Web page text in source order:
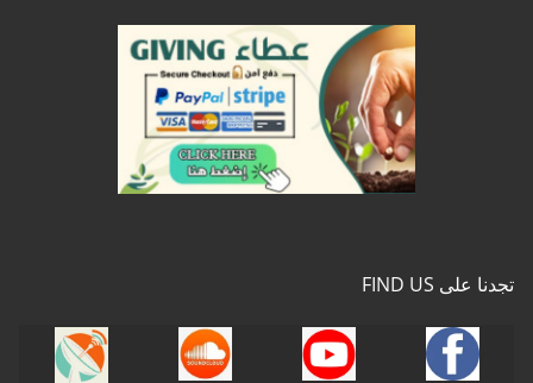
تجدنا على FIND US